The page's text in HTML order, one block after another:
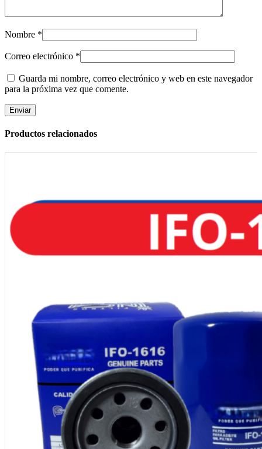
Nombre *
Correo electrónico *
Guarda mi nombre, correo electrónico y web en este navegador
para la próxima vez que comente.
Productos relacionados